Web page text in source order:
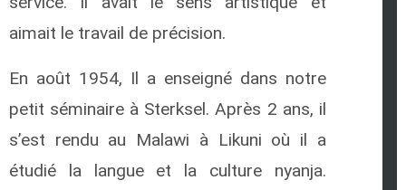
aimait le travail de précision.
En août 1954, Il a enseigné dans notre
petit séminaire à Sterksel. Après 2 ans, il
s’est rendu au Malawi à Likuni où il a
étudié la langue et la culture nyanja.